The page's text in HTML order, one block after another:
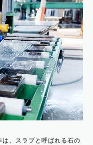
、スラブと呼ばれる石の